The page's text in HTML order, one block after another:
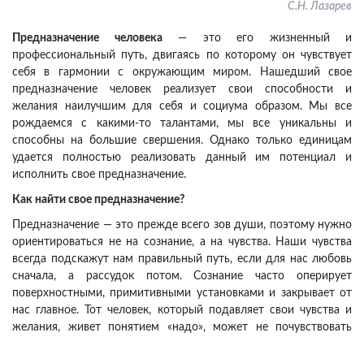
С.Н. Лазарев
Предназначение человека— это его жизненный и
профессиональный путь, двигаясь по которому он чувствует
себя в гармонии с окружающим миром. Нашедший свое
предназначение человек реализует свои способности и
желания наилучшим для себя и социума образом. Мы все
рождаемся с какими-то талантами, мы все уникальны и
способны на большие свершения. Однако только единицам
удается полностью реализовать данный им потенциал и
исполнить свое предназначение.
Как найти свое предназначение?
Предназначение — это прежде всего зов души, поэтому нужно
ориентироваться не на сознание, а на чувства. Наши чувства
всегда подскажут нам правильный путь, если для нас любовь
сначала, а рассудок потом. Сознание часто оперирует
поверхностными, примитивными установками и закрывает от
нас главное. Тот человек, который подавляет свои чувства и
желания, живет понятием «надо», может не почувствовать